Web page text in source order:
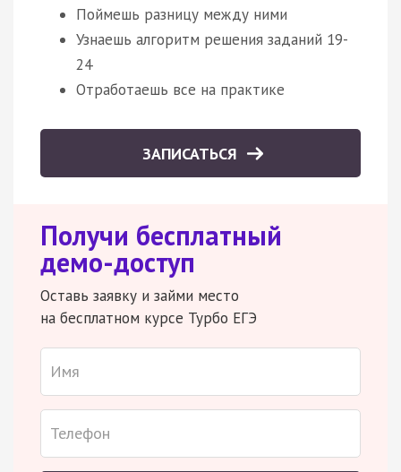
Поймешь разницу между ними
Узнаешь алгоритм решения заданий 19-
24
Отработаешь все на практике
ЗАПИСАТЬСЯ
Получи бесплатный
демо-доступ
Оставь заявку и займи место
на бесплатном курсе Турбо ЕГЭ